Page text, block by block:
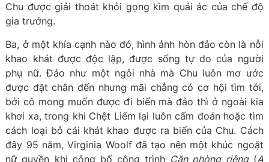
Chu được giải thoát khỏi gọng kìm quái ác của chế độ
gia trưởng.
Ba, ở một khía cạnh nào đó, hình ảnh hòn đảo còn là nỗi
khao khát được độc lập, được sống tự do của người
phụ nữ. Đảo như một ngôi nhà mà Chu luôn mơ ước
được đặt chân đến nhưng mãi chẳng có cơ hội tìm tới,
bởi cô mong muốn được đi biển mà đảo thì ở ngoài kia
khơi xa, trong khi Chệt Liếm lại luôn cấm đoán hoặc tìm
cách loại bỏ cái khát khao được ra biển của Chu. Cách
đây 95 năm, Virginia Woolf đã tạo nên một khúc ngoặt
nữ quyền khi công bố công trình Căn phòng riêng(A